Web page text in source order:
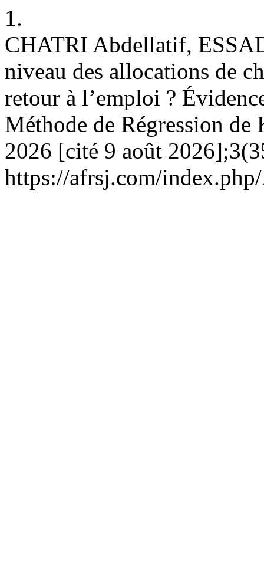
1.
CHATRI Abdellatif,
niveau des allocations de
retour à l’emploi ?
Méthode de Régression
2026 [cité 9 août
https://afrsj.com/